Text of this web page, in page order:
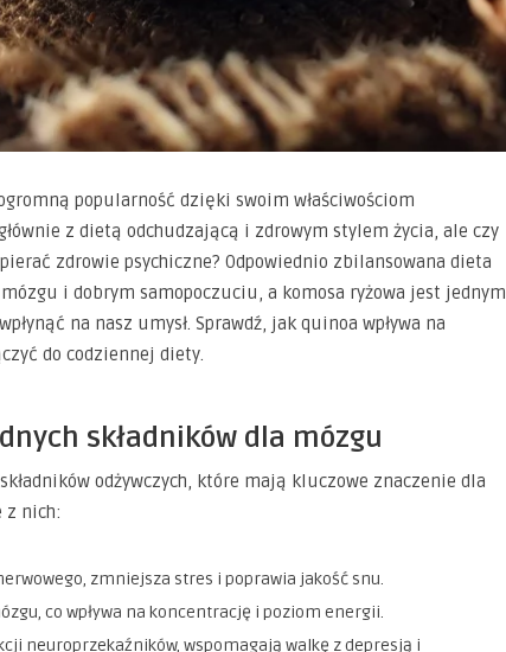
popularność dzięki swoim właściwościom
z dietą odchudzającą i zdrowym stylem życia, ale czy
zdrowie psychiczne? Odpowiednio zbilansowana dieta
i dobrym samopoczuciu, a komosa ryżowa jest jednym
na nasz umysł. Sprawdź, jak quinoa wpływa na
do codziennej diety.
składników dla mózgu
odżywczych, które mają kluczowe znaczenie dla
z nich:
zmniejsza stres i poprawia jakość snu.
co wpływa na koncentrację i poziom energii.
neuroprzekaźników, wspomagają walkę z depresją i